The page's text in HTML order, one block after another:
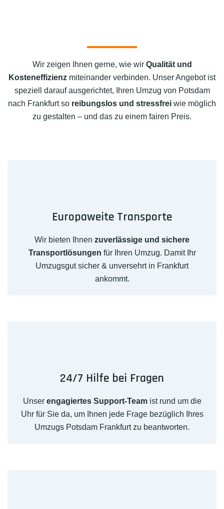
Wir zeigen Ihnen gerne, wie wir Qualität und
Kosteneffizienz miteinander verbinden. Unser Angebot ist
speziell darauf ausgerichtet, Ihren Umzug von Potsdam
nach Frankfurt so reibungslos und stressfrei wie möglich
zu gestalten – und das zu einem fairen Preis.
Europaweite Transporte
Wir bieten Ihnen zuverlässige und sichere
Transportlösungen für Ihren Umzug. Damit Ihr
Umzugsgut sicher & unversehrt in Frankfurt
ankommt.
24/7 Hilfe bei Fragen
Unser engagiertes Support-Teamist rund um die
Uhr für Sie da, um Ihnen jede Frage bezüglich Ihres
Umzugs Potsdam Frankfurt zu beantworten.